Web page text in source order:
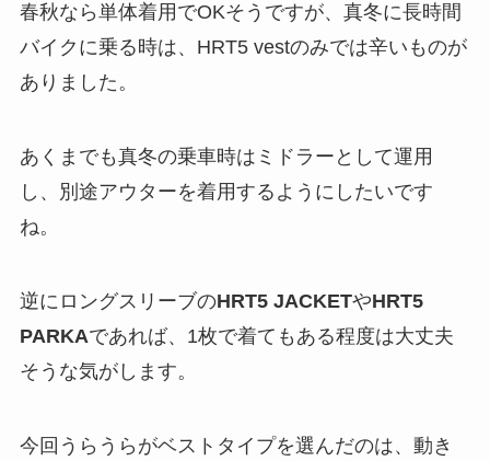
春秋なら単体着用でOKそうですが、真冬に長時間
バイクに乗る時は、HRT5 vestのみでは辛いものが
ありました。
あくまでも真冬の乗車時はミドラーとして運用
し、別途アウターを着用するようにしたいです
ね。
逆にロングスリーブのHRT5 JACKETやHRT5
PARKAであれば、1枚で着てもある程度は大丈夫
そうな気がします。
今回うらうらがベストタイプを選んだのは、動き